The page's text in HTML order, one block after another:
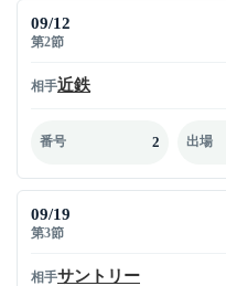
09/12
第2節
相手近鉄
番号 2 出場
09/19
第3節
相手サントリー